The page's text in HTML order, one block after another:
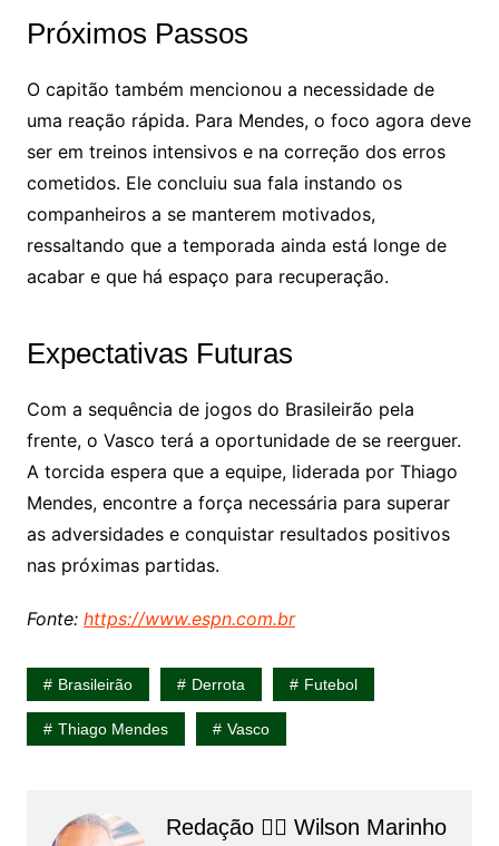
Próximos Passos
O capitão também mencionou a necessidade de
uma reação rápida. Para Mendes, o foco agora deve
ser em treinos intensivos e na correção dos erros
cometidos. Ele concluiu sua fala instando os
companheiros a se manterem motivados,
ressaltando que a temporada ainda está longe de
acabar e que há espaço para recuperação.
Expectativas Futuras
Com a sequência de jogos do Brasileirão pela
frente, o Vasco terá a oportunidade de se reerguer.
A torcida espera que a equipe, liderada por Thiago
Mendes, encontre a força necessária para superar
as adversidades e conquistar resultados positivos
nas próximas partidas.
Fonte: https://www.espn.com.br
Brasileirão Derrota Futebol
Thiago Mendes Vasco
Redação 👨‍⚖️​ Wilson Marinho